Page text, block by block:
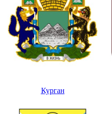
Курган